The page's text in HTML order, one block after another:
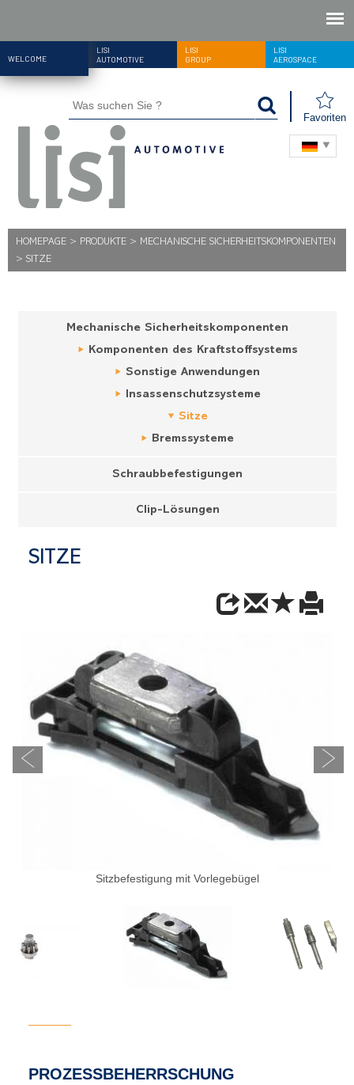
WELCOME
LISI
AUTOMOTIVE
LISI
GROUP
LISI
AEROSPACE
Favoriten
HOMEPAGE > PRODUKTE > MECHANISCHE SICHERHEITSKOMPONENTEN
> SITZE
Mechanische Sicherheitskomponenten
Komponenten des Kraftstoffsystems
Sonstige Anwendungen
Insassenschutzsysteme
Sitze
Bremssysteme
Schraubbefestigungen
Clip-Lösungen
SITZE
Sitzbefestigung mit Vorlegebügel
PROZESSBEHERRSCHUNG